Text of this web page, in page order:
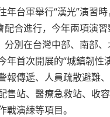
年台軍舉行“漢光”演習時
配合進行，今年兩項演
分別在台灣中部、南部
年首次開展的“城鎮韌性
報傳遞、人員疏散避難、
售站、醫療急救站、收
戰演練等項目。